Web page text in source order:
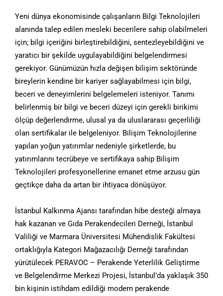
Yeni dünya ekonomisinde çalışanların Bilgi Teknolojileri
alanında talep edilen mesleki becerilere sahip olabilmeleri
için; bilgi içeriğini birleştirebildiğini, sentezleyebildiğini ve
yaratıcı bir şekilde uygulayabildiğini belgelendirmesi
gerekiyor. Günümüzün hızla değişen bilişim sektöründe
bireylerin kendine bir kariyer sağlayabilmesi için bilgi,
beceri ve deneyimlerini belgelemeleri isteniyor. Tanımı
belirlenmiş bir bilgi ve beceri düzeyi için gerekli birikimi
ölçüp değerlendirme, ulusal ya da uluslararası geçerliliği
olan sertifikalar ile belgeleniyor. Bilişim Teknolojilerine
yapılan yoğun yatırımlar nedeniyle şirketlerde, bu
yatırımlarını tecrübeye ve sertifikaya sahip Bilişim
Teknolojileri profesyonellerine emanet etme arzusu gün
geçtikçe daha da artan bir ihtiyaca dönüşüyor.
İstanbul Kalkınma Ajansı tarafından hibe desteği almaya
hak kazanan ve Gıda Perakendecileri Derneği, İstanbul
Valiliği ve Marmara Üniversitesi Mühendislik Fakültesi
ortaklığıyla Kategori Mağazacılığı Derneği tarafından
yürütülecek PERAVOC – Perakende Yeterlilik Geliştirme
ve Belgelendirme Merkezi Projesi, İstanbul’da yaklaşık 350
bin kişinin istihdam edildiği modern perakende